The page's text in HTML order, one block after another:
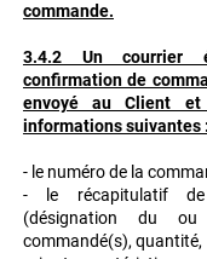
commande.
3.4.2 Un courrier
confirmation de
envoyé au Client et
informations suivantes :
- le numéro de la
- le récapitulatif
(désignation du ou
commandé(s), quantité,